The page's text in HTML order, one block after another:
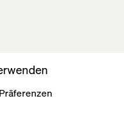
Präferenzen
in Kontakt